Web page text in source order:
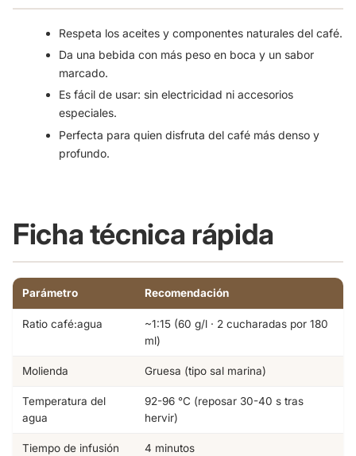
Respeta los aceites y componentes naturales del café.
Da una bebida con más peso en boca y un sabor
marcado.
Es fácil de usar: sin electricidad ni accesorios
especiales.
Perfecta para quien disfruta del café más denso y
profundo.
Ficha técnica rápida
Parámetro Recomendación
Ratio café:agua
~1:15 (60 g/l · 2 cucharadas por 180
ml)
Molienda Gruesa (tipo sal marina)
Temperatura del
agua
92-96 °C (reposar 30-40 s tras
hervir)
Tiempo de infusión 4 minutos